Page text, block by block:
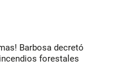
Barbosa decretó
forestales